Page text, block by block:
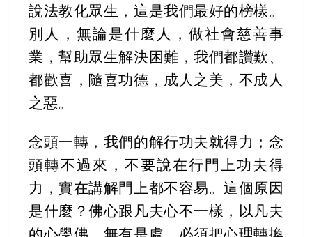
說法教化眾生，這是我們最好的榜樣。
別人，無論是什麼人，做社會慈善事
業，幫助眾生解決困難，我們都讚歎、
都歡喜，隨喜功德，成人之美，不成人
之惡。
念頭一轉，我們的解行功夫就得力；念
頭轉不過來，不要說在行門上功夫得
力，實在講解門上都不容易。這個原因
是什麼？佛心跟凡夫心不一樣，以凡夫